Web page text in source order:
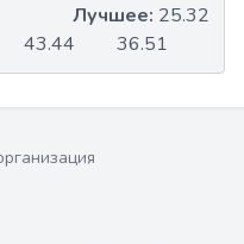
43.44 36.51
Лучшее: 25.32